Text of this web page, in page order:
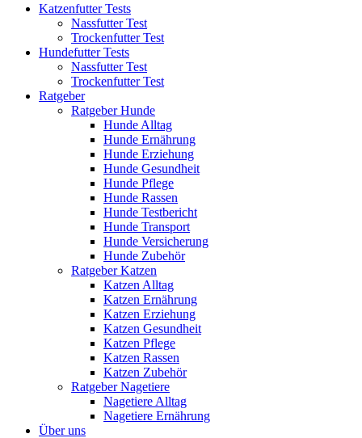
Katzenfutter Tests
Nassfutter Test
Trockenfutter Test
Hundefutter Tests
Nassfutter Test
Trockenfutter Test
Ratgeber
Ratgeber Hunde
Hunde Alltag
Hunde Ernährung
Hunde Erziehung
Hunde Gesundheit
Hunde Pflege
Hunde Rassen
Hunde Testbericht
Hunde Transport
Hunde Versicherung
Hunde Zubehör
Ratgeber Katzen
Katzen Alltag
Katzen Ernährung
Katzen Erziehung
Katzen Gesundheit
Katzen Pflege
Katzen Rassen
Katzen Zubehör
Ratgeber Nagetiere
Nagetiere Alltag
Nagetiere Ernährung
Über uns